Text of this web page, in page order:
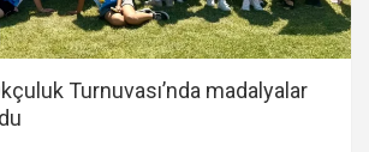
Turnuvası’nda madalyalar